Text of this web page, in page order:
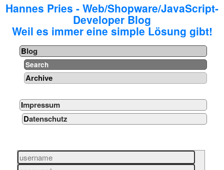
Hannes Pries - Web/Shopware/JavaScript-
Developer Blog
Weil es immer eine simple Lösung gibt!
Blog
Search
Archive
Impressum
Datenschutz